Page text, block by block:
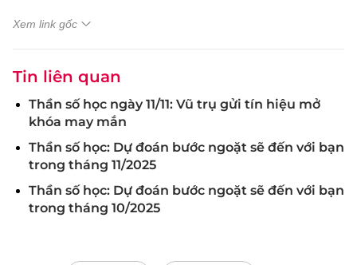
Xem link gốc
Tin liên quan
Thần số học ngày 11/11: Vũ trụ gửi tín hiệu mở
khóa may mắn
Thần số học: Dự đoán bước ngoặt sẽ đến với bạn
trong tháng 11/2025
Thần số học: Dự đoán bước ngoặt sẽ đến với bạn
trong tháng 10/2025